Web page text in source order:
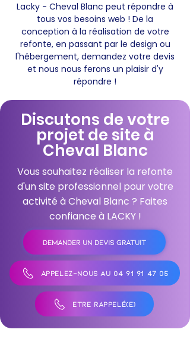
Lacky - Cheval Blanc peut répondre à
tous vos besoins web ! De la
conception à la réalisation de votre
refonte, en passant par le design ou
l'hébergement, demandez votre devis
et nous nous ferons un plaisir d'y
répondre !
Discutons de votre
projet de site à
Cheval Blanc
Vous souhaitez réaliser la refonte
d'un site professionnel pour votre
activité à Cheval Blanc ? Faites
confiance à LACKY !
DEMANDER UN DEVIS GRATUIT
APPELEZ-NOUS AU 04 91 91 47 05
ÊTRE RAPPELÉ(E)